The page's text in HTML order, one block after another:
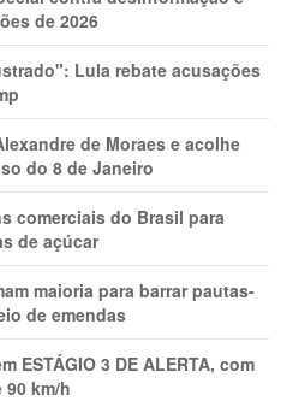
de 2026
Lula rebate acusações
de Moraes e acolhe
do 8 de Janeiro
comerciais do Brasil para
de açúcar
maioria para barrar pautas-
de emendas
ESTÁGIO 3 DE ALERTA, com
km/h